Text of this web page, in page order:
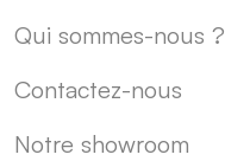
Qui sommes-nous ?
Contactez-nous
Notre showroom